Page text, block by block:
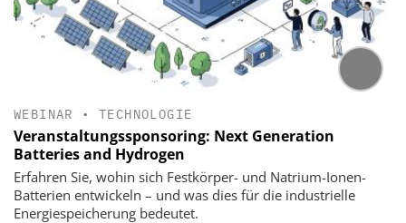
WEBINAR •TECHNOLOGIE
Veranstaltungssponsoring: Next Generation
Batteries and Hydrogen
Erfahren Sie, wohin sich Festkörper- und Natrium-Ionen-
Batterien entwickeln – und was dies für die industrielle
Energiespeicherung bedeutet.